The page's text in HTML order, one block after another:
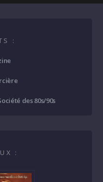
:
des 80s/90s
: